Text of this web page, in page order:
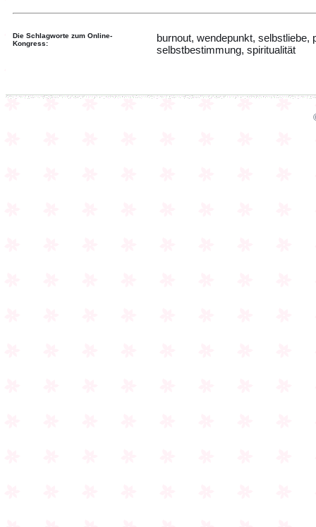
Die Schlagworte zum Online-
Kongress:
burnout, wendepunkt,
selbstbestimmung, spiritualität